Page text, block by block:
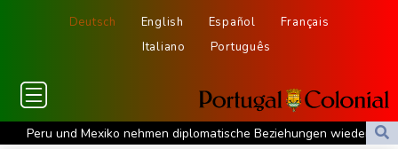
Deutsch English Español
Français
Italiano
Português
Peru und Mexiko nehmen diplomatische Beziehungen wieder auf